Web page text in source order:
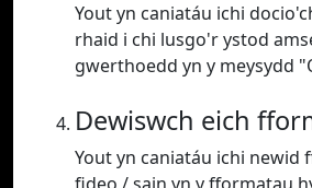
Yout yn caniatáu ichi
rhaid i chi lusgo'r ystod
gwerthoedd yn y meysydd
Dewiswch eich
Yout yn caniatáu ichi newid